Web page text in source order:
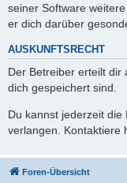
seiner Software
er dich darüber
AUSKUNFTSRECHT
Der Betreiber erteilt dir
dich gespeichert sind.
Du kannst jederzeit die
verlangen. Kontaktiere
Foren-Übersicht